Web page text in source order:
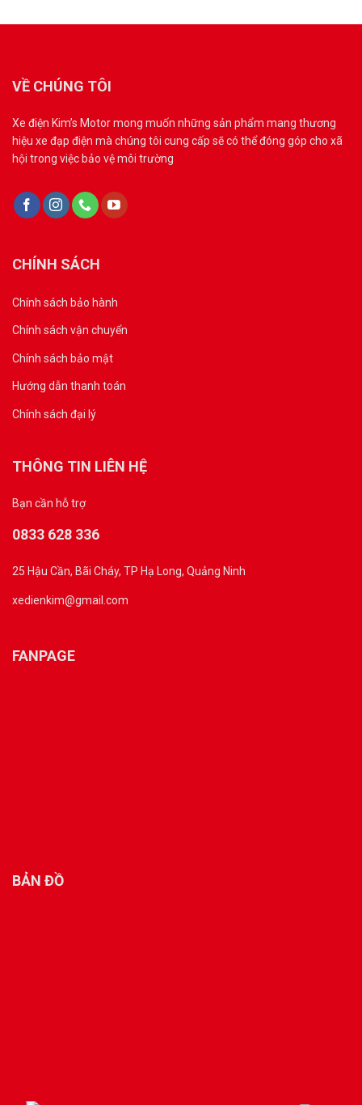
VỀ CHÚNG TÔI
Xe điện Kim’s Motor mong muốn những sản phẩm mang thương
hiệu xe đạp điện mà chúng tôi cung cấp sẽ có thể đóng góp cho xã
hội trong việc bảo vệ môi trường
CHÍNH SÁCH
Chính sách bảo hành
Chính sách vận chuyển
Chính sách bảo mật
Hướng dẫn thanh toán
Chính sách đại lý
THÔNG TIN LIÊN HỆ
Bạn cần hỗ trợ
0833 628 336
25 Hậu Cần, Bãi Cháy, TP Hạ Long, Quảng Ninh
xedienkim@gmail.com
FANPAGE
BẢN ĐỒ